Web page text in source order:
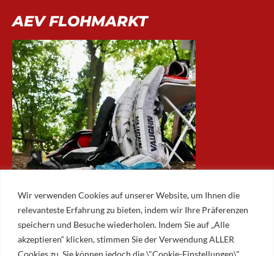
Wir verwenden Cookies auf unserer Website, um Ihnen die
relevanteste Erfahrung zu bieten, indem wir Ihre Präferenzen
speichern und Besuche wiederholen. Indem Sie auf „Alle
akzeptieren“ klicken, stimmen Sie der Verwendung ALLER
Cookies zu. Sie können jedoch die \"Cookie-Einstellungen\"
AEV FLOHMARKT
ARCHIV